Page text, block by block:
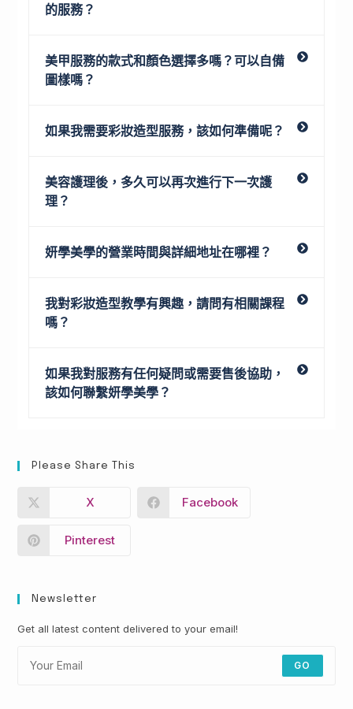
的服務？
美甲服務的款式和顏色選擇多嗎？可以自備
圖樣嗎？
如果我需要彩妝造型服務，該如何準備呢？
美容護理後，多久可以再次進行下一次護
理？
妍學美學的營業時間與詳細地址在哪裡？
我對彩妝造型教學有興趣，請問有相關課程
嗎？
如果我對服務有任何疑問或需要售後協助，
該如何聯繫妍學美學？
Please Share This
X Facebook
Pinterest
Newsletter
Get all latest content delivered to your email!
GO